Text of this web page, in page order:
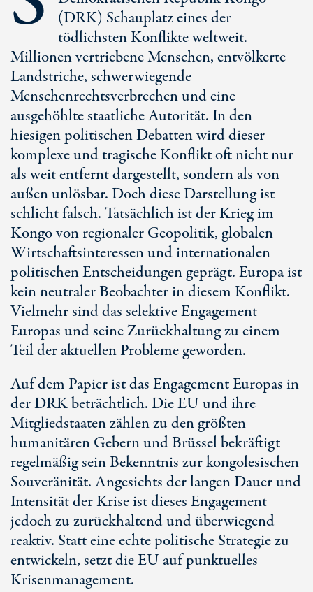
(DRK) Schauplatz eines der
tödlichsten Konflikte weltweit.
Millionen vertriebene Menschen, entvölkerte
Landstriche, schwerwiegende
Menschenrechtsverbrechen und eine
ausgehöhlte staatliche Autorität. In den
hiesigen politischen Debatten wird dieser
komplexe und tragische Konflikt oft nicht nur
als weit entfernt dargestellt, sondern als von
außen unlösbar. Doch diese Darstellung ist
schlicht falsch. Tatsächlich ist der Krieg im
Kongo von regionaler Geopolitik, globalen
Wirtschaftsinteressen und internationalen
politischen Entscheidungen geprägt. Europa ist
kein neutraler Beobachter in diesem Konflikt.
Vielmehr sind das selektive Engagement
Europas und seine Zurückhaltung zu einem
Teil der aktuellen Probleme geworden.
Auf dem Papier ist das Engagement Europas in
der DRK beträchtlich. Die EU und ihre
Mitgliedstaaten zählen zu den größten
humanitären Gebern und Brüssel bekräftigt
regelmäßig sein Bekenntnis zur kongolesischen
Souveränität. Angesichts der langen Dauer und
Intensität der Krise ist dieses Engagement
jedoch zu zurückhaltend und überwiegend
reaktiv. Statt eine echte politische Strategie zu
entwickeln, setzt die EU auf punktuelles
Krisenmanagement.